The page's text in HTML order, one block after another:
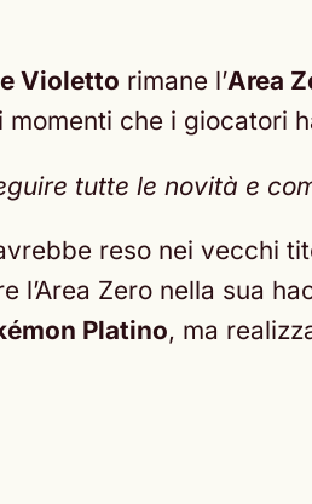
Violetto rimane l’Area
momenti che i giocatori
tutte le novità e
reso nei vecchi
l’Area Zero nella sua
Platino, ma